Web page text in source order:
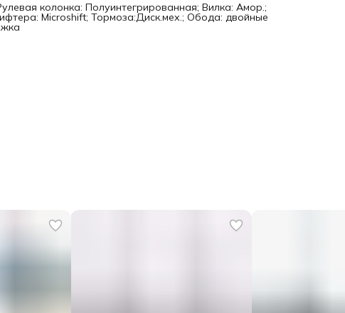
колонка: Полуинтегрированная; Вилка: Амор.;
Microshift; Тормоза:Диск.мех.; Обода: двойные